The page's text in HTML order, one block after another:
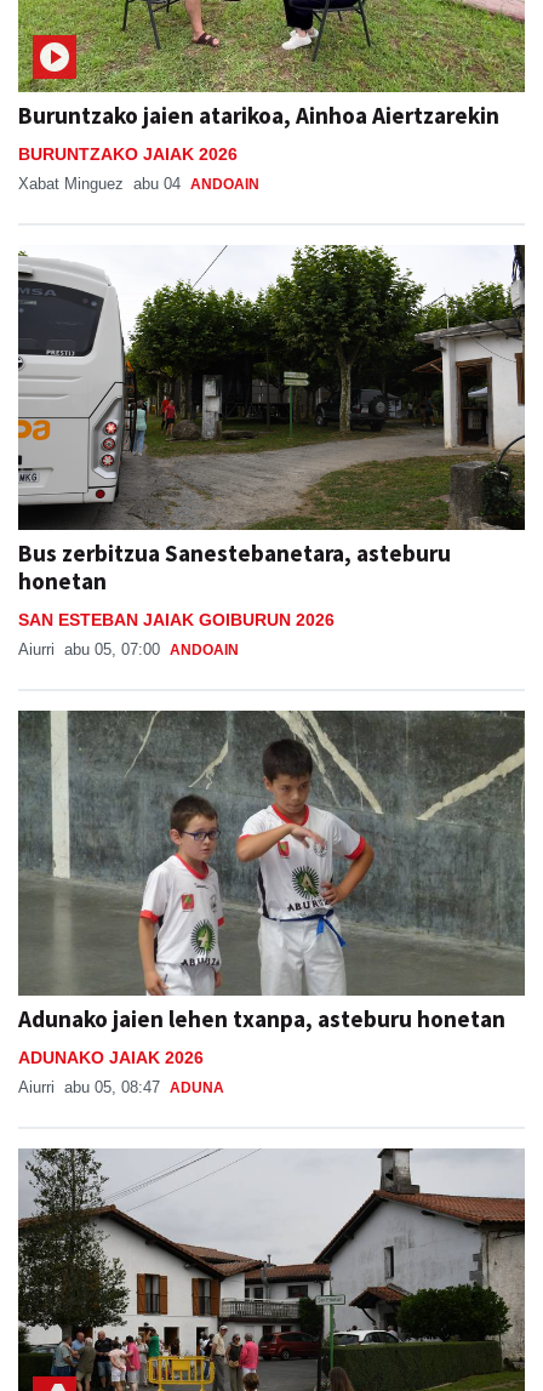
Buruntzako jaien atarikoa, Ainhoa Aiertzarekin
BURUNTZAKO JAIAK 2026
Xabat Minguez abu 04 ANDOAIN
Bus zerbitzua Sanestebanetara, asteburu
honetan
SAN ESTEBAN JAIAK GOIBURUN 2026
Aiurri abu 05, 07:00 ANDOAIN
Adunako jaien lehen txanpa, asteburu honetan
ADUNAKO JAIAK 2026
Aiurri abu 05, 08:47 ADUNA